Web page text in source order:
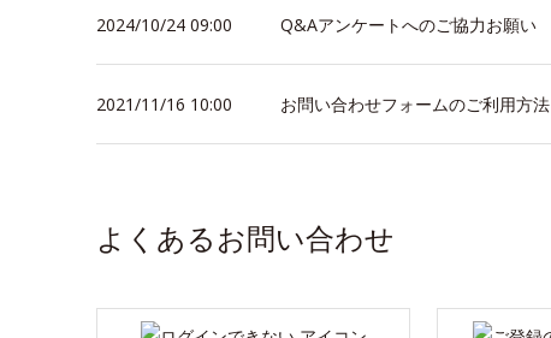
2024/10/24 09:00 Q&Aアンケートへのご協力お願い
2021/11/16 10:00 お問い合わせフォームのご利用方法
よくあるお問い合わせ